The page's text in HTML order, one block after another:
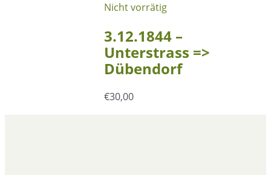
Nicht vorrätig
3.12.1844 –
Unterstrass =>
Dübendorf
€30,00